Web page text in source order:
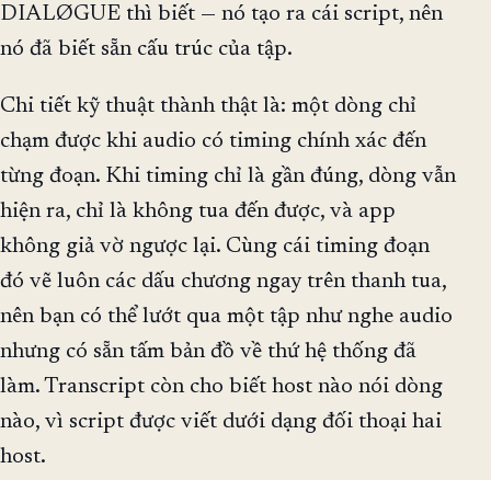
DIALØGUE thì biết — nó tạo ra cái script, nên
nó đã biết sẵn cấu trúc của tập.
Chi tiết kỹ thuật thành thật là: một dòng chỉ
chạm được khi audio có timing chính xác đến
từng đoạn. Khi timing chỉ là gần đúng, dòng vẫn
hiện ra, chỉ là không tua đến được, và app
không giả vờ ngược lại. Cùng cái timing đoạn
đó vẽ luôn các dấu chương ngay trên thanh tua,
nên bạn có thể lướt qua một tập như nghe audio
nhưng có sẵn tấm bản đồ về thứ hệ thống đã
làm. Transcript còn cho biết host nào nói dòng
nào, vì script được viết dưới dạng đối thoại hai
host.